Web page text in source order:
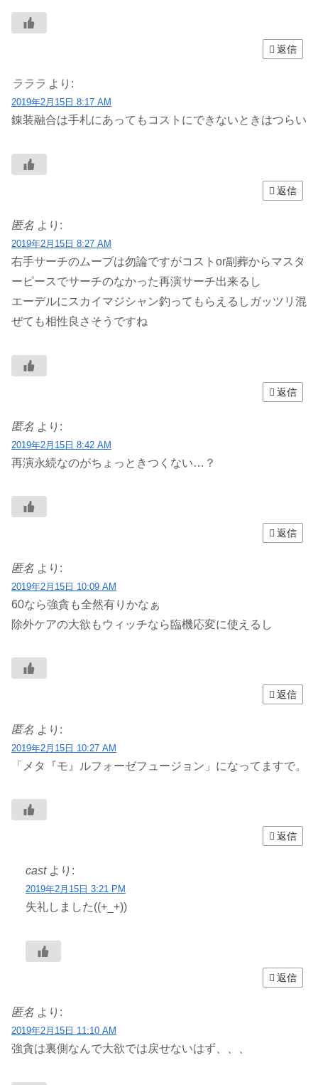
返信
ラララ より:
2019年2月15日 8:17 AM
錬装融合は手札にあってもコストにできないときはつらい
返信
匿名 より:
2019年2月15日 8:27 AM
右手サーチのムーブは勿論ですがコストor副葬からマスタ
ーピースでサーチのなかった再演サーチ出来るし
エーデルにスカイマジシャン釣ってもらえるしガッツリ混
ぜても相性良さそうですね
返信
匿名 より:
2019年2月15日 8:42 AM
再演永続なのがちょっときつくない…？
返信
匿名 より:
2019年2月15日 10:09 AM
60なら強貪も全然有りかなぁ
除外ケアの大欲もウィッチなら臨機応変に使えるし
返信
匿名 より:
2019年2月15日 10:27 AM
「メタ『モ』ルフォーゼフュージョン」になってますで。
返信
cast より:
2019年2月15日 3:21 PM
失礼しました((+_+))
返信
匿名 より:
2019年2月15日 11:10 AM
強貪は裏側なんで大欲では戻せないはず、、、